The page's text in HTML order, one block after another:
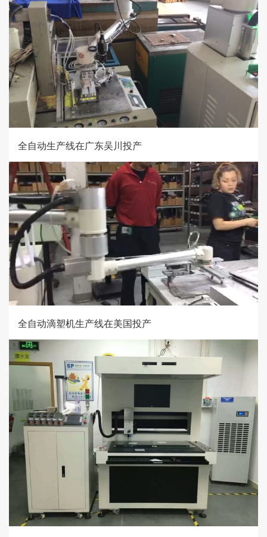
全自动生产线在广东吴川投产
全自动滴塑机生产线在美国投产